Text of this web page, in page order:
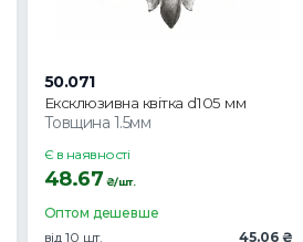
50.071
Ексклюзивна квітка d105 мм
Товщина 1.5мм
Є в наявності
48.67 ₴/шт.
Оптом дешевше
від 10 шт.
45.06 ₴